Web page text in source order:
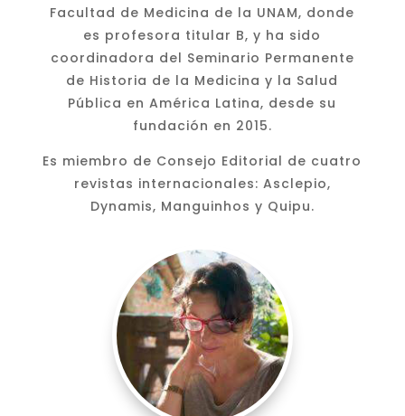
Facultad de Medicina de la UNAM, donde
es profesora titular B, y ha sido
coordinadora del Seminario Permanente
de Historia de la Medicina y la Salud
Pública en América Latina, desde su
fundación en 2015.
Es miembro de Consejo Editorial de cuatro
revistas internacionales: Asclepio,
Dynamis, Manguinhos y Quipu.